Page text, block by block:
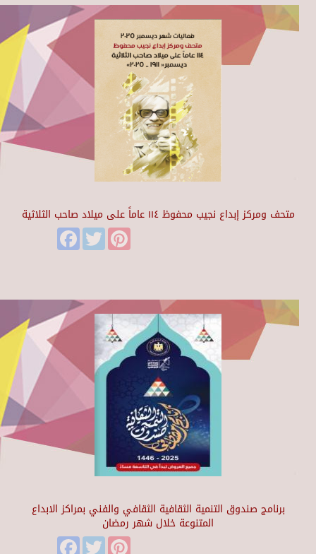
متحف ومركز إبداع نجيب محفوظ ١١٤ عاماً على ميلاد صاحب الثلاثية
FacebookTwitter
برنامج صندوق التنمية الثقافية الثقافي والفني بمراكز الابداع
المتنوعة خلال شهر رمضان
FacebookTwitter